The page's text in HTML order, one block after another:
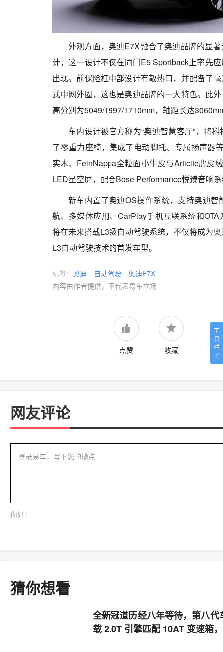
工
具
栏
外观方面，奥迪E7X融合了奥迪品牌的显
计，这一设计不仅在同门E5 Sportback上率先
出现。前保险杠中部设计有散热口，并配备了
式中网外圈，这也是奥迪品牌的一大特色。此
高分别为5049/1997/1710mm，轴距长达
车内设计被官方称为“奥迪智慧客厅”，将
了零重力座椅，集成了电动脚托、专属扬声器
实木、FeinNappa全粒面小牛皮与Articite麂皮
LED星空屏，配合Bose Performance悦臻音响
新车内置了奥迪OS操作系统，支持奥迪
航、多媒体应用、CarPlay手机互联系统和
将在未来搭载L3级自动驾驶系统，不仅将成为
L3自动驾驶技术的首发车型。
标签: 奥迪 自动驾驶
奥迪E7X
内容由作者提供，不代表易车立场
点赞 收藏
网友评论
登录易车，写下您的槽点
你好！
猜你想看
全新冠道历经八年等待，第八
载 2.0T 引擎匹配 10AT 变速箱